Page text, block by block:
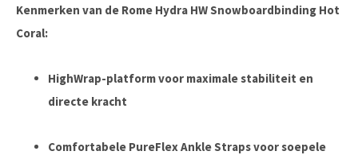
Kenmerken van de Rome Hydra HW Snowboardbinding Hot
Coral:
HighWrap-platform voor maximale stabiliteit en
directe kracht
Comfortabele PureFlex Ankle Straps voor soepele